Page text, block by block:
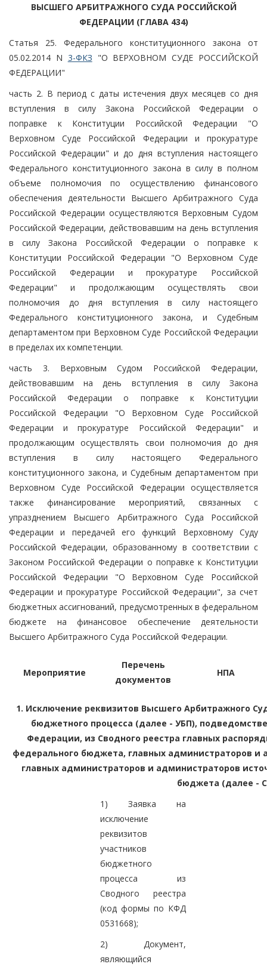
ВЫСШЕГО АРБИТРАЖНОГО СУДА РОССИЙСКОЙ
ФЕДЕРАЦИИ (ГЛАВА 434)
Статья 25. Федерального конституционного закона от
05.02.2014 N 3-ФКЗ "О ВЕРХОВНОМ СУДЕ РОССИЙСКОЙ
ФЕДЕРАЦИИ"
часть 2. В период с даты истечения двух месяцев со дня
вступления в силу Закона Российской Федерации о
поправке к Конституции Российской Федерации "О
Верховном Суде Российской Федерации и прокуратуре
Российской Федерации" и до дня вступления настоящего
Федерального конституционного закона в силу в полном
объеме полномочия по осуществлению финансового
обеспечения деятельности Высшего Арбитражного Суда
Российской Федерации осуществляются Верховным Судом
Российской Федерации, действовавшим на день вступления
в силу Закона Российской Федерации о поправке к
Конституции Российской Федерации "О Верховном Суде
Российской Федерации и прокуратуре Российской
Федерации" и продолжающим осуществлять свои
полномочия до дня вступления в силу настоящего
Федерального конституционного закона, и Судебным
департаментом при Верховном Суде Российской Федерации
в пределах их компетенции.
часть 3. Верховным Судом Российской Федерации,
действовавшим на день вступления в силу Закона
Российской Федерации о поправке к Конституции
Российской Федерации "О Верховном Суде Российской
Федерации и прокуратуре Российской Федерации" и
продолжающим осуществлять свои полномочия до дня
вступления в силу настоящего Федерального
конституционного закона, и Судебным департаментом при
Верховном Суде Российской Федерации осуществляется
также финансирование мероприятий, связанных с
упразднением Высшего Арбитражного Суда Российской
Федерации и передачей его функций Верховному Суду
Российской Федерации, образованному в соответствии с
Законом Российской Федерации о поправке к Конституции
Российской Федерации "О Верховном Суде Российской
Федерации и прокуратуре Российской Федерации", за счет
бюджетных ассигнований, предусмотренных в федеральном
бюджете на финансовое обеспечение деятельности
Высшего Арбитражного Суда Российской Федерации.
Мероприятие
Перечень
документов
НПА
1. Исключение реквизитов Высшего Арбитражного
бюджетного процесса (далее - УБП),
Федерации, из Сводного реестра главных
федерального бюджета, главных администраторов
главных администраторов и администраторов
бюджета (далее -
1) Заявка на
исключение
реквизитов
участников
бюджетного
процесса из
Сводного реестра
(код формы по КФД
0531668);
2) Документ,
являющийся